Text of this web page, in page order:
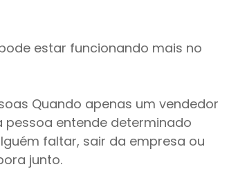
estar funcionando mais no
Quando apenas um vendedor
entende determinado
faltar, sair da empresa ou
junto.